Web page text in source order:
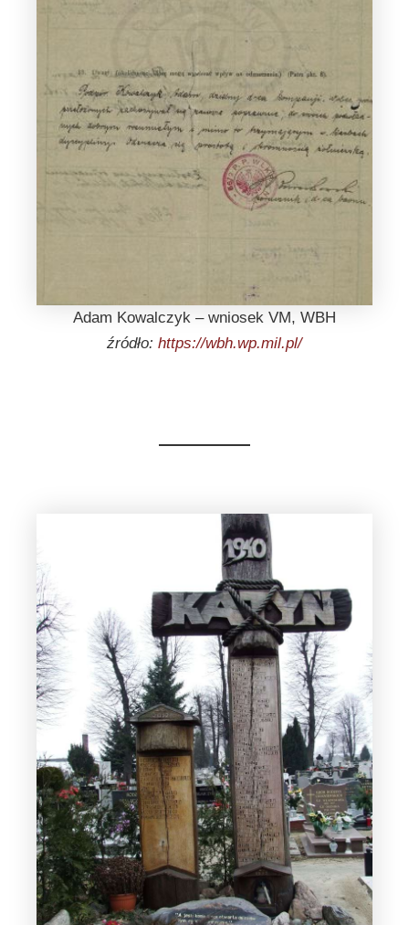
Adam Kowalczyk – wniosek VM, WBH
źródło: https://wbh.wp.mil.pl/